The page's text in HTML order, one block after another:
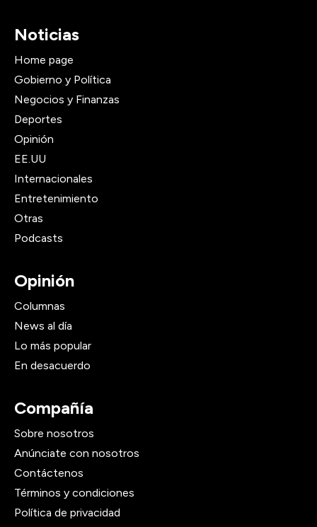
Noticias
Home page
Gobierno y Política
Negocios y Finanzas
Deportes
Opinión
EE.UU
Internacionales
Entretenimiento
Otras
Podcasts
Opinión
Columnas
News al día
Lo más popular
En desacuerdo
Compañía
Sobre nosotros
Anúnciate con nosotros
Contáctenos
Términos y condiciones
Política de privacidad